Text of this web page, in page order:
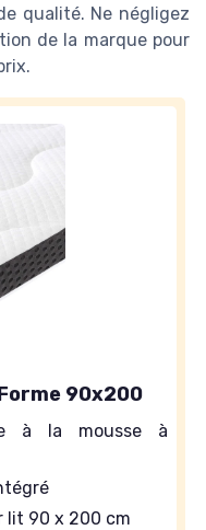
qualité. Ne négligez
de la marque pour
90x200
à la mousse à
lit 90 x 200 cm